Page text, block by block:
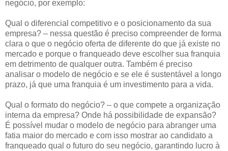
negócio, por exemplo:
Qual o diferencial competitivo e o posicionamento da sua
empresa? – nessa questão é preciso compreender de forma
clara o que o negócio oferta de diferente do que já existe no
mercado e porque o franqueado deve escolher sua franquia
em detrimento de qualquer outra. Também é preciso
analisar o modelo de negócio e se ele é sustentável a longo
prazo, já que uma franquia é um investimento para a vida.
Qual o formato do negócio? – o que compete a organização
interna da empresa? Onde há possibilidade de expansão?
É possível mudar o modelo de negócio para abranger uma
fatia maior do mercado e com isso mostrar ao candidato a
franqueado qual o futuro do seu negócio, garantindo lucro à